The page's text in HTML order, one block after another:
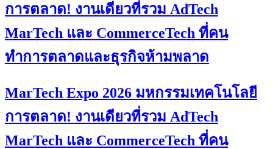
การตลาด! งานเดียวที่รวม AdTech
MarTech และ CommerceTech ที่คน
ทำการตลาดและธุรกิจห้ามพลาด
MarTech Expo 2026 มหกรรมเทคโนโลยี
การตลาด! งานเดียวที่รวม AdTech
MarTech และ CommerceTech ที่คน